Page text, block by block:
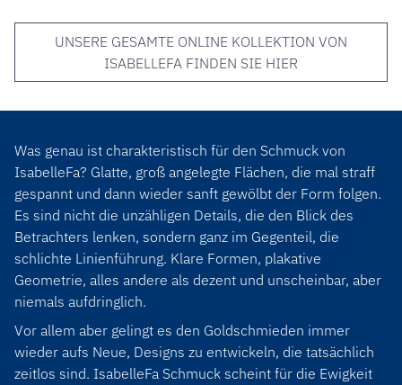
UNSERE GESAMTE ONLINE KOLLEKTION VON
ISABELLEFA FINDEN SIE HIER
Was genau ist charakteristisch für den Schmuck von
IsabelleFa? Glatte, groß angelegte Flächen, die mal straff
gespannt und dann wieder sanft gewölbt der Form folgen.
Es sind nicht die unzähligen Details, die den Blick des
Betrachters lenken, sondern ganz im Gegenteil, die
schlichte Linienführung. Klare Formen, plakative
Geometrie, alles andere als dezent und unscheinbar, aber
niemals aufdringlich.
Vor allem aber gelingt es den Goldschmieden immer
wieder aufs Neue, Designs zu entwickeln, die tatsächlich
zeitlos sind. IsabelleFa Schmuck scheint für die Ewigkeit